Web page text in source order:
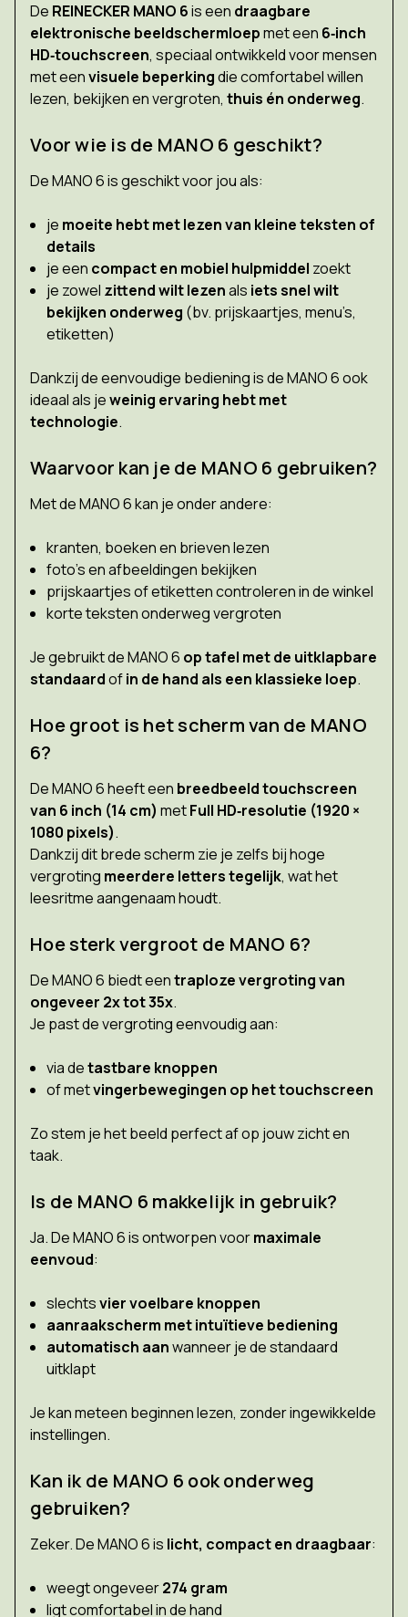
De REINECKER MANO 6is een draagbare
elektronische beeldschermloepmet een 6‑inch
HD‑touchscreen, speciaal ontwikkeld voor mensen
met eenvisuele beperkingdie comfortabel willen
lezen, bekijken en vergroten, thuis én onderweg.
Voor wie is de MANO 6 geschikt?
De MANO 6 is geschikt voor jou als:
je moeite hebt met lezen van kleine teksten of
details
je een compact en mobiel hulpmiddel zoekt
je zowel zittend wilt lezenals iets snel wilt
bekijken onderweg (bv. prijskaartjes, menu’s,
etiketten)
Dankzij de eenvoudige bediening is de MANO 6 ook
ideaal als jeweinig ervaring hebt met
technologie.
Waarvoor kan je de MANO 6 gebruiken?
Met de MANO 6 kan je onder andere:
kranten, boeken en brieven lezen
foto’s en afbeeldingen bekijken
prijskaartjes of etiketten controleren in de winkel
korte teksten onderweg vergroten
Je gebruikt de MANO 6 op tafel met de uitklapbare
standaardofin de hand als een klassieke loep.
Hoe groot is het scherm van de MANO
6?
De MANO 6 heeft een breedbeeld touchscreen
van 6 inch (14 cm) metFull HD‑resolutie (1920 ×
1080 pixels).
Dankzij dit brede scherm zie je zelfs bij hoge
vergroting meerdere letters tegelijk, wat het
leesritme aangenaam houdt.
Hoe sterk vergroot de MANO 6?
De MANO 6 biedt eentraploze vergroting van
ongeveer 2x tot 35x.
Je past de vergroting eenvoudig aan:
via detastbare knoppen
of metvingerbewegingen op het touchscreen
Zo stem je het beeld perfect af op jouw zicht en
taak.
Is de MANO 6 makkelijk in gebruik?
Ja. De MANO 6 is ontworpen voormaximale
eenvoud:
slechtsvier voelbare knoppen
aanraakscherm met intuïtieve bediening
automatisch aanwanneer je de standaard
uitklapt
Je kan meteen beginnen lezen, zonder ingewikkelde
instellingen.
Kan ik de MANO 6 ook onderweg
gebruiken?
Zeker. De MANO 6 is licht, compact en draagbaar:
weegt ongeveer274 gram
ligt comfortabel in de hand